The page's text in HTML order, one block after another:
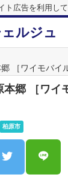
広告を利用して
ルジュ
［ワイモバイ
本郷 ［ワイ
柏原市